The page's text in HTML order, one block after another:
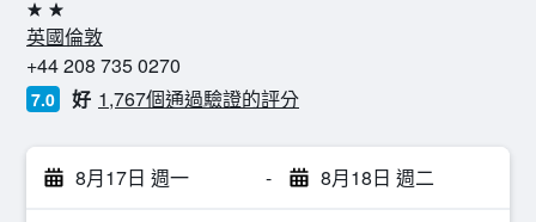
2星級
英國倫敦
+44 208 735 0270
7.0 好 1,767個通過驗證的評分
8月17日 週一 - 8月18日 週二